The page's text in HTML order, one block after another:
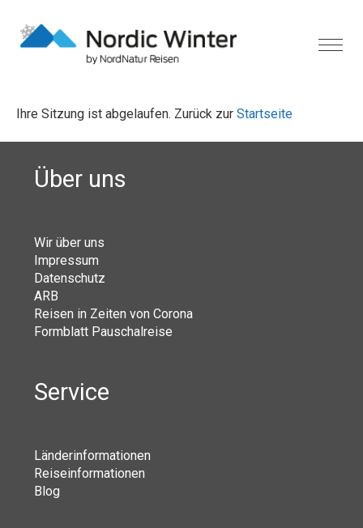
Ihre Sitzung ist abgelaufen. Zurück zur Startseite
Über uns
Wir über uns
Impressum
Datenschutz
ARB
Reisen in Zeiten von Corona
Formblatt Pauschalreise
Service
Länderinformationen
Reiseinformationen
Blog